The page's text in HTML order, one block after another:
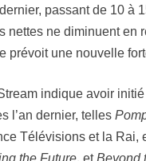
passant de 10 à
nettes ne diminuent en
prévoit une nouvelle
indique avoir
l’an dernier, telles
Télévisions et la Rai,
the Future, etBeyond